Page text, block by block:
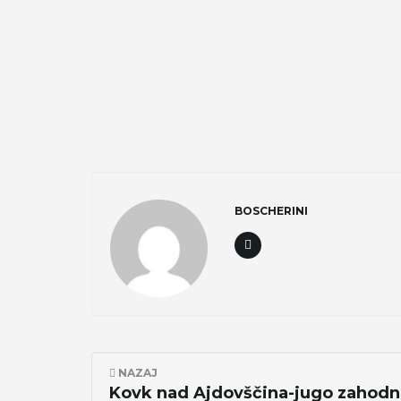
BOSCHERINI
NAZAJ
Kovk nad Ajdovščina-jugo